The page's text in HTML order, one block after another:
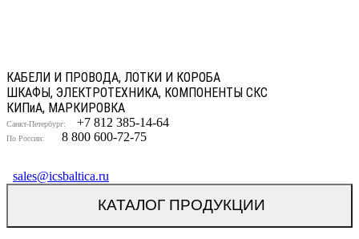
КАБЕЛИ И ПРОВОДА, ЛОТКИ И КОРОБА
ШКАФЫ, ЭЛЕКТРОТЕХНИКА, КОМПОНЕНТЫ СКС
КИПиА, МАРКИРОВКА
Санкт-Петербург: +7 812 385-14-64
По России: 8 800 600-72-75
sales@icsbaltica.ru
КАТАЛОГ ПРОДУКЦИИ